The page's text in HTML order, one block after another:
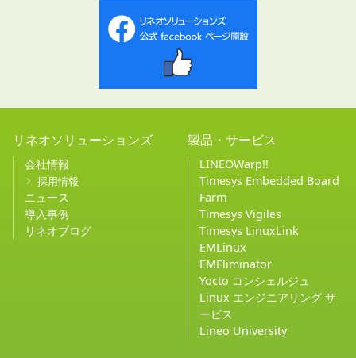
リネオソリューションズ
会社情報
採用情報
ニュース
導入事例
リネオブログ
製品・サービス
LINEOWarp!!
Timesys Embedded Board
Farm
Timesys Vigiles
Timesys LinuxLink
EMLinux
EMEliminator
Yocto コンシェルジュ
Linux エンジニアリング サ
ービス
Lineo University